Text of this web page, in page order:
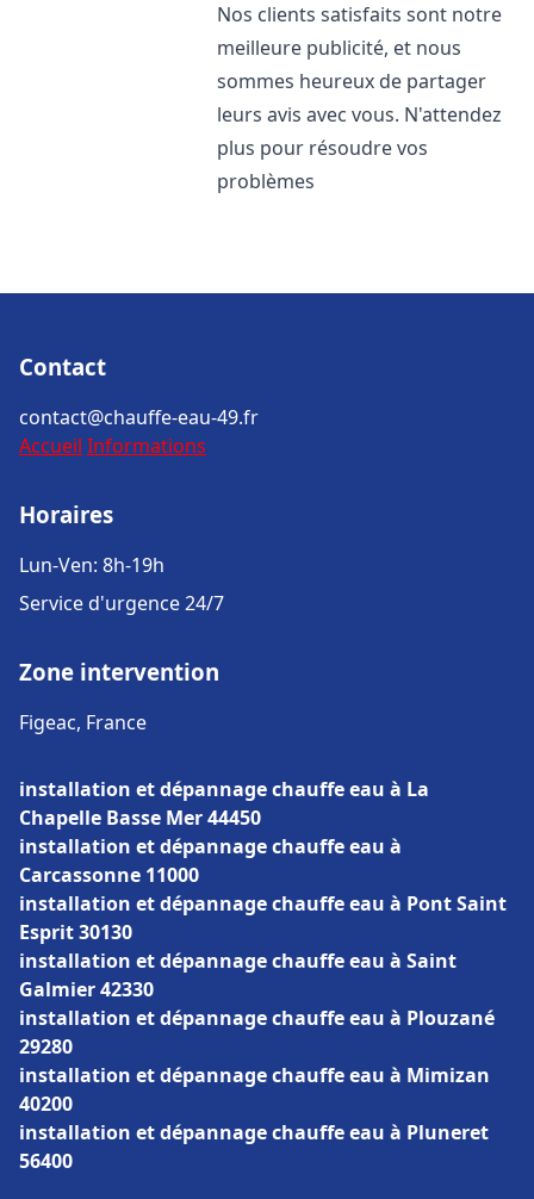
Nos clients satisfaits sont notre
meilleure publicité, et nous
sommes heureux de partager
leurs avis avec vous. N'attendez
plus pour résoudre vos
problèmes
Contact
contact@chauffe-eau-49.fr
Accueil Informations
Horaires
Lun-Ven: 8h-19h
Service d'urgence 24/7
Zone intervention
Figeac, France
installation et dépannage chauffe eau à La
Chapelle Basse Mer 44450
installation et dépannage chauffe eau à
Carcassonne 11000
installation et dépannage chauffe eau à Pont Saint
Esprit 30130
installation et dépannage chauffe eau à Saint
Galmier 42330
installation et dépannage chauffe eau à Plouzané
29280
installation et dépannage chauffe eau à Mimizan
40200
installation et dépannage chauffe eau à Pluneret
56400